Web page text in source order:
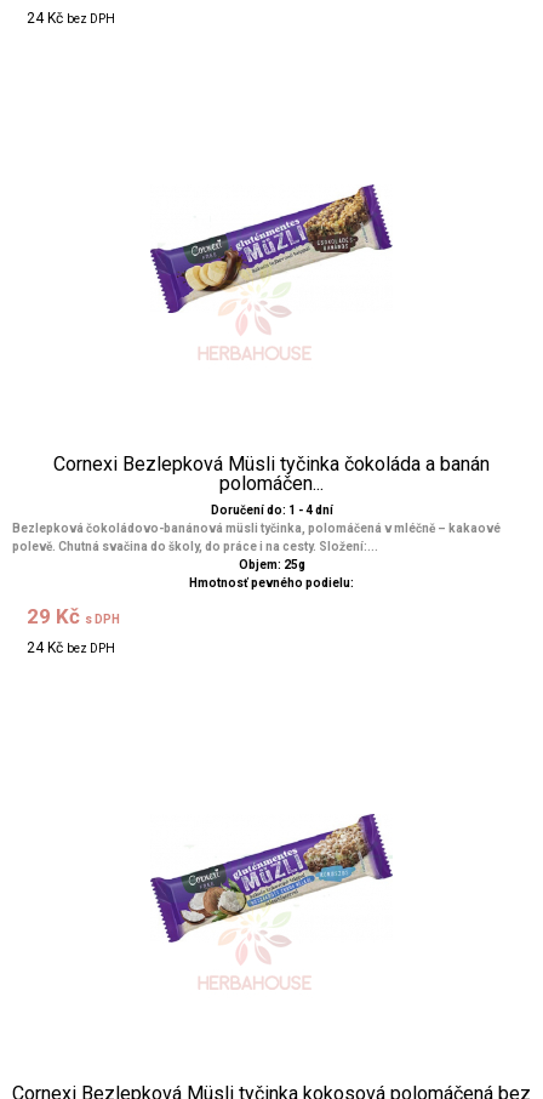
24 Kč bez DPH
Cornexi Bezlepková Müsli tyčinka čokoláda a banán
polomáčen...
Doručení do: 1 - 4 dní
Bezlepková čokoládovo-banánová müsli tyčinka, polomáčená v mléčně – kakaové
polevě. Chutná svačina do školy, do práce i na cesty. Složení:...
Objem: 25g
Hmotnosť pevného podielu:
29 Kč s DPH
24 Kč bez DPH
Cornexi Bezlepková Müsli tyčinka kokosová polomáčená bez